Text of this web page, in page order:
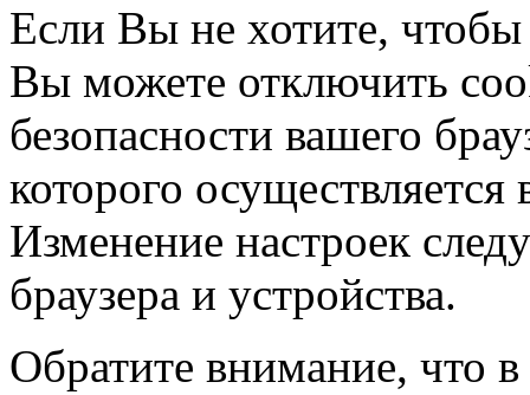
Если Вы не хотите,
Вы можете отключить
безопасности вашего
которого
Изменение настроек
браузера и устройства.
Обратите внимание, что в